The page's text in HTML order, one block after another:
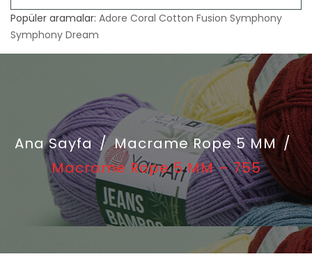
Popüler aramalar: Adore Coral Cotton Fusion Symphony
Symphony Dream
Ana Sayfa / Macrame Rope 5 MM /
Macrame Rope 5 MM – 755